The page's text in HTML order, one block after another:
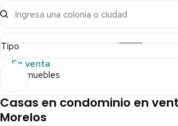
Ingresa una colonia o ciudad
Tipo
En venta
9 inmuebles
Casas en condominio en
Morelos